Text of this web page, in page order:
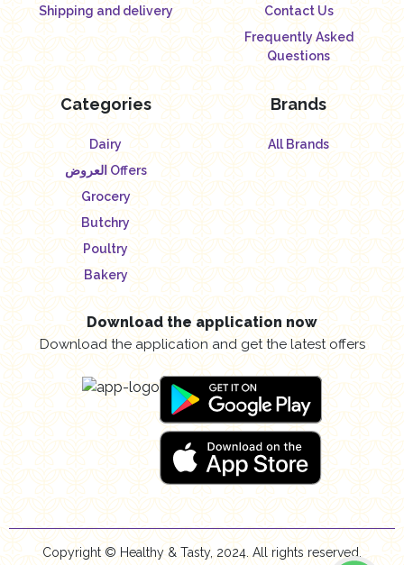
Shipping and delivery
Contact Us
Frequently Asked
Questions
Categories
Dairy
العروض Offers
Grocery
Butchry
Poultry
Bakery
Brands
All Brands
Download the application now
Download the application and get the latest offers
Copyright © Healthy & Tasty, 2024. All rights reserved.